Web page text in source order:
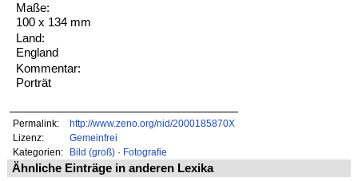
Maße:
100 x 134 mm
Land:
England
Kommentar:
Porträt
Permalink:
http://www.zeno.org/nid/2000185870X
Lizenz:
Gemeinfrei
Kategorien:
Bild (groß)· Fotografie
Ähnliche Einträge in anderen Lexika